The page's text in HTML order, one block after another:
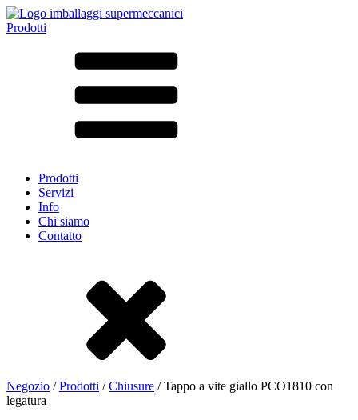
Prodotti
Secondo il materiale
LD-PE
Metallo
Borsa e Bag-in-Box
Prodotti
Servizi
Info
Chi siamo
Contatto
Negozio /Prodotti /Chiusure / Tappo a vite giallo PCO1810 con
legatura